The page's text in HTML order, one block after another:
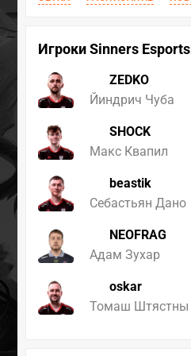
Игроки Sinners Esports
ZEDKO
Йиндрич Чуба
SHOCK
Макс Квапил
beastik
Себастьян Дано
NEOFRAG
Адам Зухар
oskar
Томаш Штястны